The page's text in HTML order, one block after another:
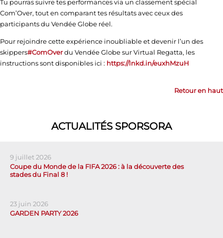
Tu pourras suivre tes performances via un classement spécial
Com’Over, tout en comparant tes résultats avec ceux des
participants du Vendée Globe réel.
Pour rejoindre cette expérience inoubliable et devenir l’un des
skippers#ComOverdu Vendée Globe sur Virtual Regatta, les
instructions sont disponibles ici : https://lnkd.in/euxhMzuH
Retour en haut
ACTUALITÉS SPORSORA
9 juillet 2026
Coupe du Monde de la FIFA 2026 : à la découverte des
stades du Final 8 !
23 juin 2026
GARDEN PARTY 2026